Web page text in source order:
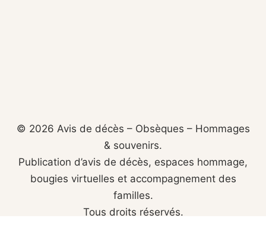
© 2026 Avis de décès – Obsèques – Hommages
& souvenirs.
Publication d’avis de décès, espaces hommage,
bougies virtuelles et accompagnement des
familles.
Tous droits réservés.